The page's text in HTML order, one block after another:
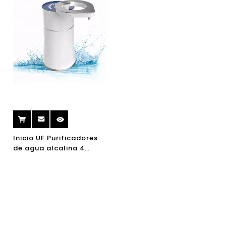
Inicio UF Purificadores
de agua alcalina 4